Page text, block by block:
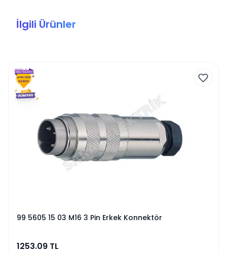
İlgili Ürünler
99 5605 15 03 M16 3 Pin Erkek Konnektör
1253.09 TL